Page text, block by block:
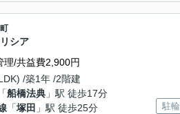
シア
理/共益費2,900円
/築1年 /2階建
「船橋法典 」駅 徒歩17分
「塚田 」駅 徒歩25分
駐